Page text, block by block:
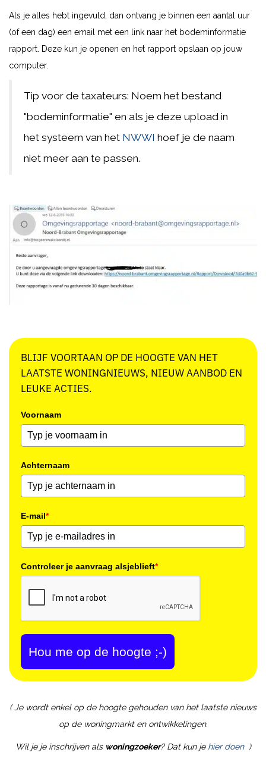
Als je alles hebt ingevuld, dan ontvang je binnen een aantal uur
(of een dag) een email met een link naar het bodeminformatie
rapport. Deze kun je openen en het rapport opslaan op jouw
computer.
Tip voor de taxateurs: Noem het bestand
"bodeminformatie" en als je deze upload in
het systeem van het NWWI hoef je de naam
niet meer aan te passen.
BLIJF VOORTAAN OP DE HOOGTE VAN HET
LAATSTE WONINGNIEUWS, NIEUW AANBOD EN
LEUKE ACTIES.
Voornaam
Achternaam
E-mail*
Controleer je aanvraag alsjeblieft*
Hou me op de hoogte ;-)
( Je wordt enkel op de hoogte gehouden van het laatste nieuws
op de woningmarkt en ontwikkelingen.
Wil je je inschrijven als woningzoeker? Dat kun je hier doen )